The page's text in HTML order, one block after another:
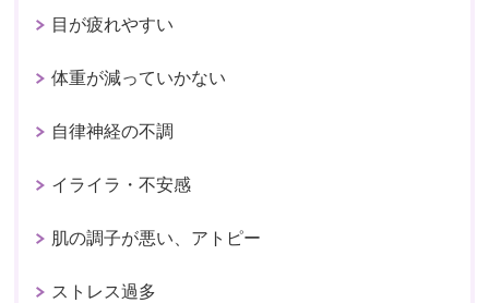
目が疲れやすい
体重が減っていかない
自律神経の不調
イライラ・不安感
肌の調子が悪い、アトピー
ストレス過多